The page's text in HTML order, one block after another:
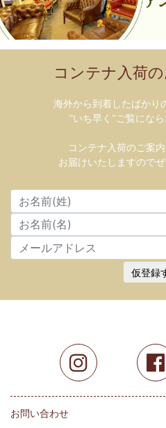
コンテナ入荷
海外から到着したばかり
”いち早く”ご覧にな
コンテナ入荷のご案
お届けいたしますので
仮登録
お問い合わせ